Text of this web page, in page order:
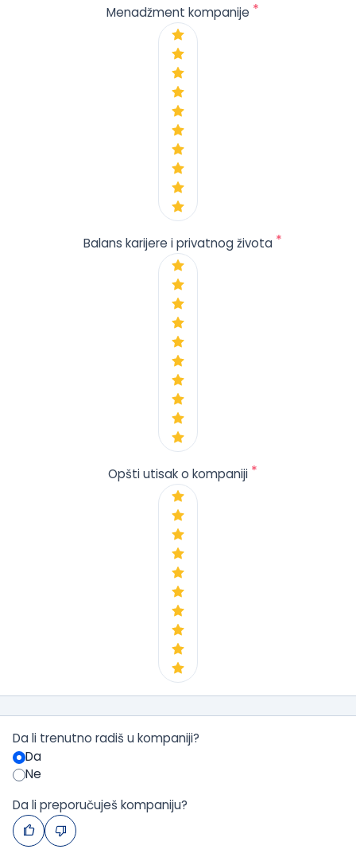
Menadžment kompanije *
Balans karijere i privatnog života *
Opšti utisak o kompaniji *
Da li trenutno radiš u kompaniji?
Da
Ne
Da li preporučuješ kompaniju?